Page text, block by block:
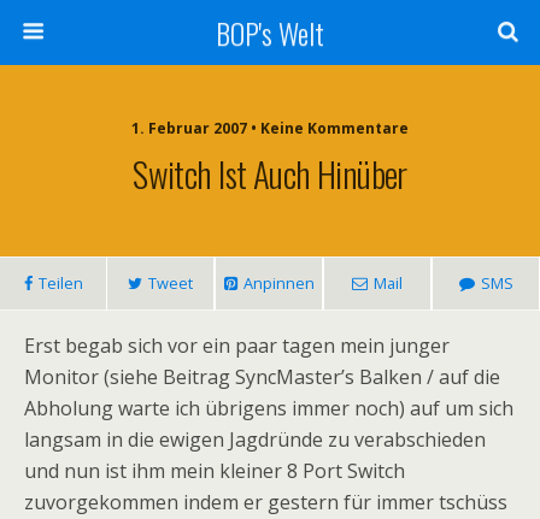
BOP's Welt
1. Februar 2007 • Keine Kommentare
Switch Ist Auch Hinüber
Teilen Tweet Anpinnen Mail SMS
Erst begab sich vor ein paar tagen mein junger
Monitor (siehe Beitrag SyncMaster’s Balken / auf die
Abholung warte ich übrigens immer noch) auf um sich
langsam in die ewigen Jagdründe zu verabschieden
und nun ist ihm mein kleiner 8 Port Switch
zuvorgekommen indem er gestern für immer tschüss